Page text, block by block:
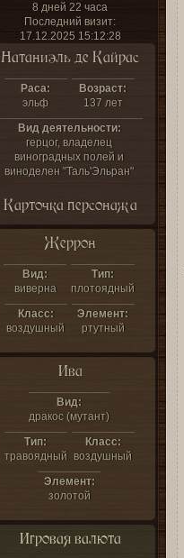
8 дней 22 часа
Последний визит:
17.12.2025 15:12:28
Натаниэль де Кайрас
Раса:
эльф
Возраст:
137 лет
Вид деятельности:
герцог, владелец
виноградных полей и
виноделен "Таль'Эльран"
Карточка персонажа
Жеррон
Вид:
виверна
Тип:
плотоядный
Класс:
воздушный
Элемент:
ртутный
Ива
Вид:
дракос (мутант)
Тип:
травоядный
Класс:
воздушный
Элемент:
золотой
Игровая валюта